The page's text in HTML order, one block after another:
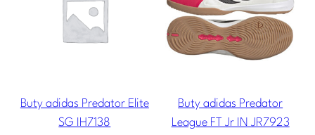
Buty adidas Predator Elite
SG IH7138
Buty adidas Predator
League FT Jr IN JR7923